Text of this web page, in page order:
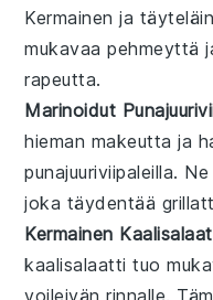
Kermainen ja
mukavaa pehmeyttä
rapeutta.
Marinoidut
hieman makeutta ja
punajuuriviipaleilla.
joka täydentää
Kermainen
kaalisalaatti tuo